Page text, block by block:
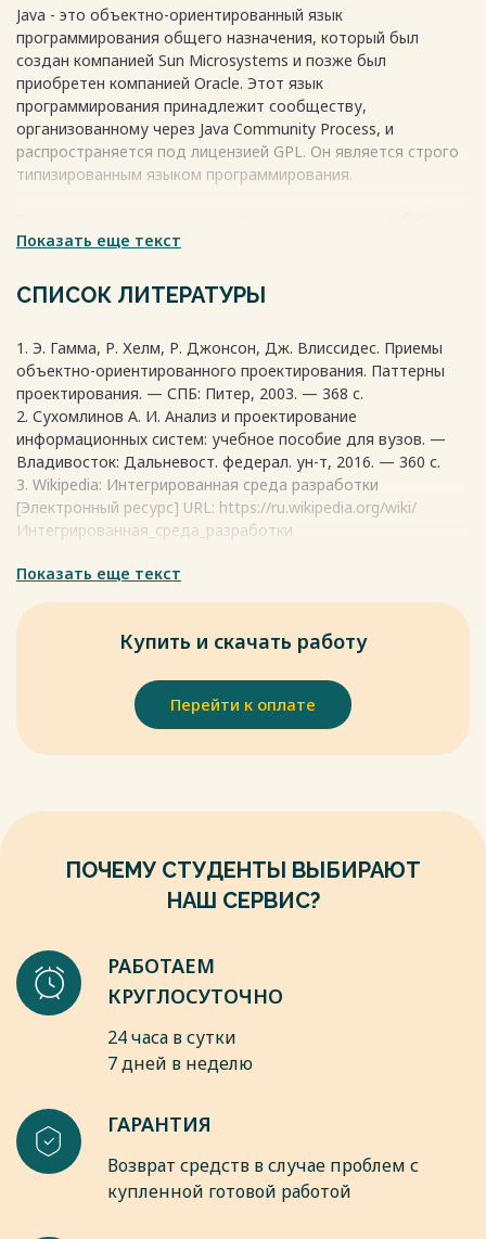
Java - это объектно-ориентированный язык
программирования общего назначения, который был
создан компанией Sun Microsystems и позже был
приобретен компанией Oracle. Этот язык
программирования принадлежит сообществу,
организованному через Java Community Process, и
распространяется под лицензией GPL. Он является строго
типизированным языком программирования.
код, который может выполняться на любой компьютерной
виртуальная машина. Это достигается благодаря тому,
обрабатывающей байт-код и передающей инструкции
оборудованию как интерпретатор.
Одним из преимуществ такого подхода является полная
независимость байт-кода от операционной системы и
оборудования, что позволяет выполнять Java-приложения
на любом устройстве. Безопасность также является
важной особенностью технологии Java. Это
обеспечивается гибкой системой безопасности, которая
машине. Любые операции, которые превышают
установленные полномочия программы, вызывают
немедленное прерывание.
Весь текст будет доступенпосле покупки
Показать еще текст
СПИСОК ЛИТЕРАТУРЫ
1. Э. Гамма, Р. Хелм, Р. Джонсон, Дж. Влиссидес. Приемы
объектно-ориентированного проектирования. Паттерны
проектирования. — СПБ: Питер, 2003. — 368 с.
2. Сухомлинов А. И. Анализ и проектирование
информационных систем: учебное пособие для вузов. —
Владивосток: Дальневост. федерал. ун-т, 2016. — 360 с.
3. Wikipedia: Интегрированная среда разработки
[Электронный ресурс] URL: https://ru.wikipedia.org/wiki/
Интегрированная_среда_разработки
Весь текст будет доступен
Показать еще текст
Купить и скачать работу
Перейти к оплате
ПОЧЕМУ СТУДЕНТЫ ВЫБИРАЮТ
НАШ СЕРВИС?
РАБОТАЕМ
КРУГЛОСУТОЧНО
24 часа в сутки
7 дней в неделю
ГАРАНТИЯ
Возврат средств в случае проблем с
купленной готовой работой